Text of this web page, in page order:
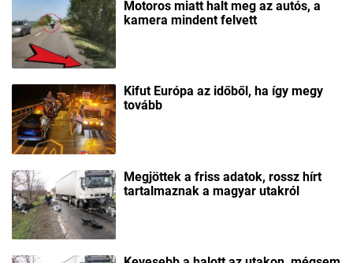
Motoros miatt halt meg az autós, a
kamera mindent felvett
Kifut Európa az időből, ha így megy
tovább
Megjöttek a friss adatok, rossz hírt
tartalmaznak a magyar utakról